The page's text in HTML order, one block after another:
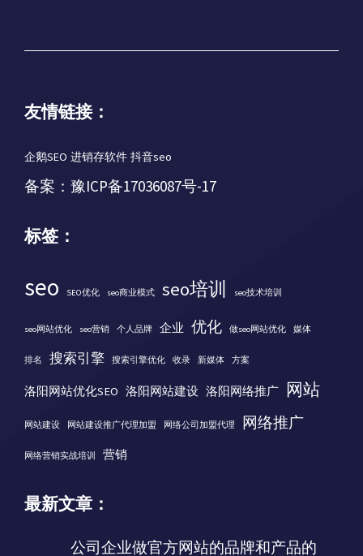
友情链接：
企鹅SEO 进销存软件 抖音seo
备案： 豫ICP备17036087号-17
标签：
seo SEO优化 seo商业模式 seo培训 seo技术培训
seo网站优化 seo营销 个人品牌 企业 优化 做seo网站优化 媒体
排名 搜索引擎 搜索引擎优化 收录 新媒体 方案
洛阳网站优化SEO 洛阳网站建设 洛阳网络推广 网站
网站建设 网站建设推广代理加盟 网络公司加盟代理 网络推广
网络营销实战培训 营销
最新文章：
公司企业做官方网站的品牌和产品的